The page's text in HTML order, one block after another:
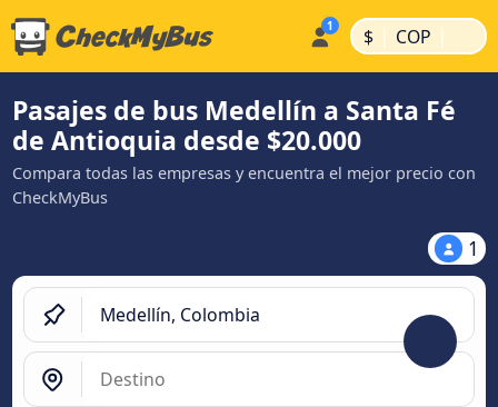
$ | COP |
Pasajes de bus Medellín a Santa Fé
de Antioquia desde $20.000
Compara todas las empresas y encuentra el mejor precio con
CheckMyBus
1